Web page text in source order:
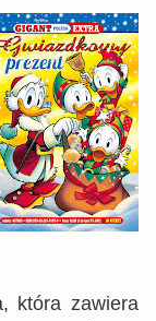
178,10 zł
© BUY.BOX
która zawiera